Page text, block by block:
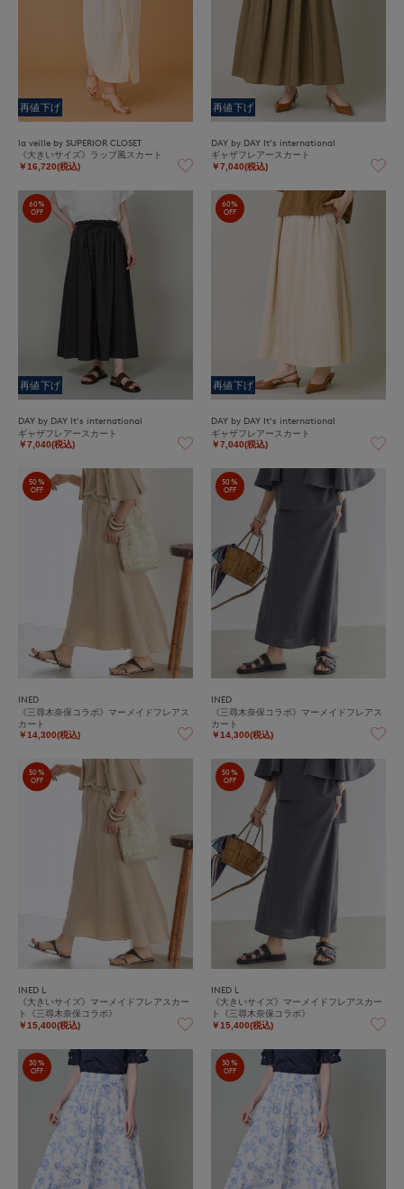
再値下げ
la veille by SUPERIOR CLOSET
《大きいサイズ》ラップ風スカート
￥16,720(税込)
再値下げ
DAY by DAY It's international
ギャザフレアースカート
￥7,040(税込)
60%
OFF
再値下げ
DAY by DAY It's international
ギャザフレアースカート
￥7,040(税込)
60%
OFF
再値下げ
DAY by DAY It's international
ギャザフレアースカート
￥7,040(税込)
50%
OFF
INED
《三尋木奈保コラボ》マーメイドフレアス
カート
￥14,300(税込)
50%
OFF
INED
《三尋木奈保コラボ》マーメイドフレアス
カート
￥14,300(税込)
50%
OFF
INED L
《大きいサイズ》マーメイドフレアスカー
ト《三尋木奈保コラボ》
￥15,400(税込)
50%
OFF
INED L
《大きいサイズ》マーメイドフレアスカー
ト《三尋木奈保コラボ》
￥15,400(税込)
30%
OFF
30%
OFF